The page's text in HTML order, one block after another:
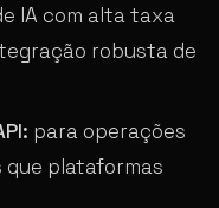
IA com alta taxa
robusta de
para operações
plataformas